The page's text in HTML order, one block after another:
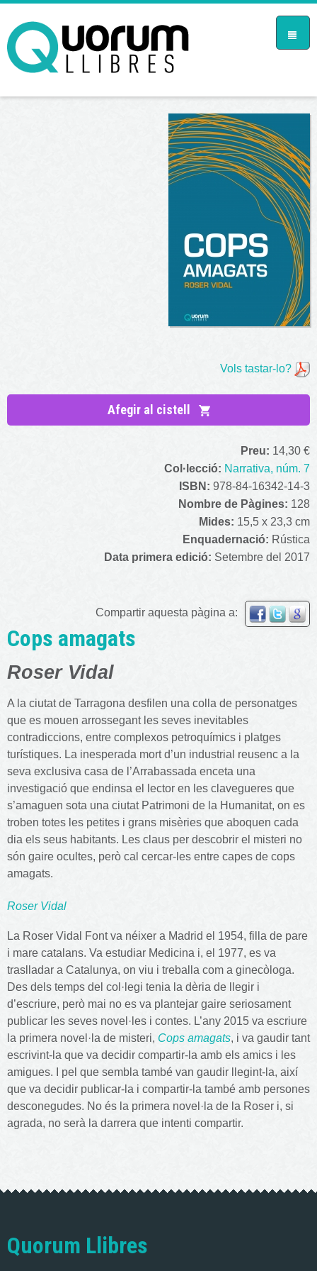
Vols tastar-lo?
Afegir al cistell
Preu: 14,30 €
Col·lecció: Narrativa, núm. 7
ISBN: 978-84-16342-14-3
Nombre de Pàgines: 128
Mides: 15,5 x 23,3 cm
Enquadernació: Rústica
Data primera edició: Setembre del 2017
Compartir aquesta pàgina a:
Cops amagats
Roser Vidal
A la ciutat de Tarragona desfilen una colla de personatges
que es mouen arrossegant les seves inevitables
contradiccions, entre complexos petroquímics i platges
turístiques. La inesperada mort d’un industrial reusenc a la
seva exclusiva casa de l’Arrabassada enceta una
investigació que endinsa el lector en les clavegueres que
s’amaguen sota una ciutat Patrimoni de la Humanitat, on es
troben totes les petites i grans misèries que aboquen cada
dia els seus habitants. Les claus per descobrir el misteri no
són gaire ocultes, però cal cercar-les entre capes de cops
amagats.
Roser Vidal
La Roser Vidal Font va néixer a Madrid el 1954, filla de pare
i mare catalans. Va estudiar Medicina i, el 1977, es va
traslladar a Catalunya, on viu i treballa com a ginecòloga.
Des dels temps del col·legi tenia la dèria de llegir i
d’escriure, però mai no es va plantejar gaire seriosament
publicar les seves novel·les i contes. L’any 2015 va escriure
la primera novel·la de misteri, Cops amagats, i va gaudir tant
escrivint-la que va decidir compartir-la amb els amics i les
amigues. I pel que sembla també van gaudir llegint-la, així
que va decidir publicar-la i compartir-la també amb persones
desconegudes. No és la primera novel·la de la Roser i, si
agrada, no serà la darrera que intenti compartir.
Quorum Llibres